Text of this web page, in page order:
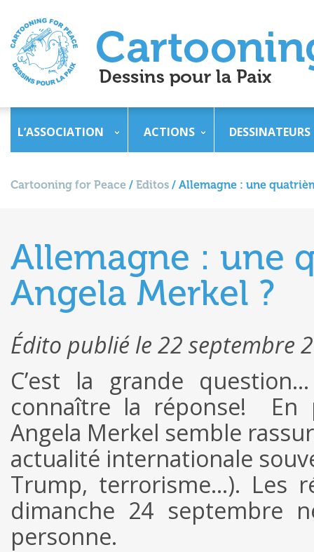
L’ASSOCIATION ACTIONS DESSINATEURS
Cartooning for Peace / Editos / Allemagne : une
Allemagne : une
Angela Merkel ?
Édito publié le 22 septembre
C’est la grande
connaître la réponse! En
Angela Merkel semble
actualité internationale
Trump, terrorisme…). Les
dimanche 24 septembre
personne.